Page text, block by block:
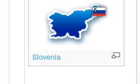
Slovenia